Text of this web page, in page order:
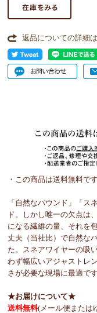
返品についての詳細
・この商品は送料無料です
「自然なバウンド」「ス
ド。しかし唯一の欠点は
になる繊維の量、それを
丈夫（当社比）で自然な
た。スネアワイヤーの吸
わず幅広いアジャストレ
さが必要な現場に最適です
★お届けについて★
送料無料(メール便または